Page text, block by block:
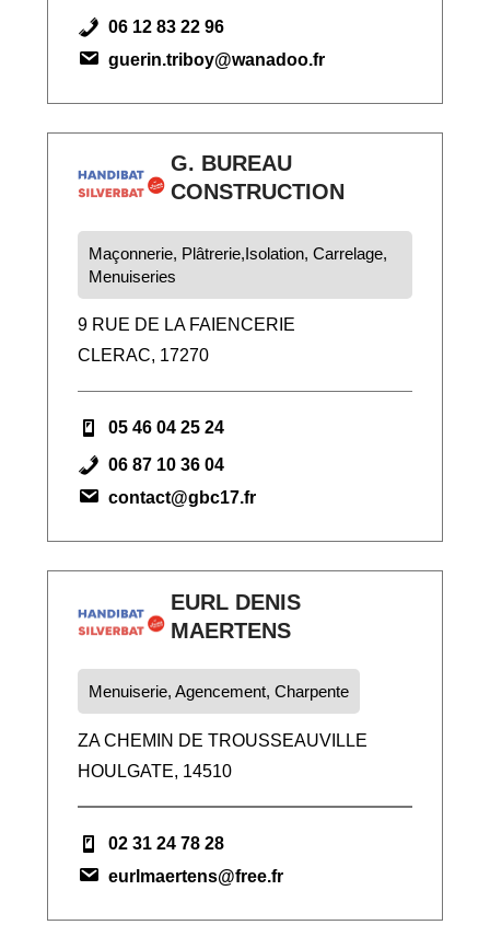
06 12 83 22 96
guerin.triboy@wanadoo.fr
G. BUREAU
CONSTRUCTION
Maçonnerie, Plâtrerie,Isolation, Carrelage,
Menuiseries
9 RUE DE LA FAIENCERIE
CLERAC, 17270
05 46 04 25 24
06 87 10 36 04
contact@gbc17.fr
EURL DENIS
MAERTENS
Menuiserie, Agencement, Charpente
ZA CHEMIN DE TROUSSEAUVILLE
HOULGATE, 14510
02 31 24 78 28
eurlmaertens@free.fr